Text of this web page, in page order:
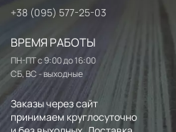
+38 (095) 577-25-03
ВРЕМЯ РАБОТЫ
ПН-ПТ с 9:00 до 16:00
СБ, ВС - выходные
Заказы через сайт
принимаем круглосуточно